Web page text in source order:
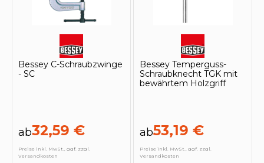
Bessey C-Schraubzwinge
- SC
ab32,59 €
Preise inkl. MwSt., ggf. zzgl.
Versandkosten
Bessey Temperguss-
Schraubknecht TGK mit
bewährtem Holzgriff
ab53,19 €
Preise inkl. MwSt., ggf. zzgl.
Versandkosten